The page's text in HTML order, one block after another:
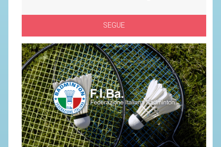
SEGUE
SAFEGUARDING
RICHIESTA PATROCINIO
GIUSTIZIA FEDERALE
REGOLAMENTI
PROVVEDIMENTI
ORGANI DI GIUSTIZIA FEDERALE
MAGLIA AZZURRA